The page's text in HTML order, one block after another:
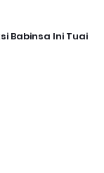
Babinsa Ini Tuai